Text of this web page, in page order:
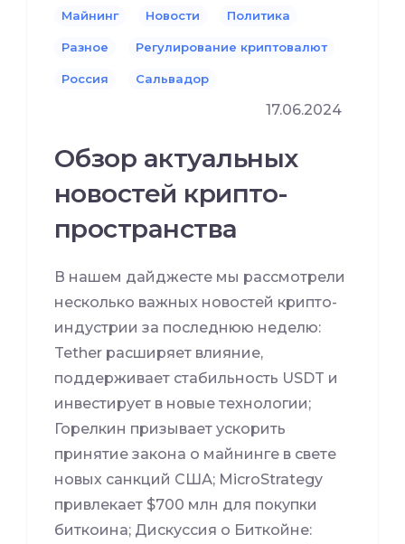
Майнинг Новости Политика
Разное Регулирование криптовалют
Россия Сальвадор
17.06.2024
Обзор актуальных
новостей крипто-
пространства
В нашем дайджесте мы рассмотрели
несколько важных новостей крипто-
индустрии за последнюю неделю:
Tether расширяет влияние,
поддерживает стабильность USDT и
инвестирует в новые технологии;
Горелкин призывает ускорить
принятие закона о майнинге в свете
новых санкций США; MicroStrategy
привлекает $700 млн для покупки
биткоина; Дискуссия о Биткойне: